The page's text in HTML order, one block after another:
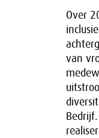
Over
van